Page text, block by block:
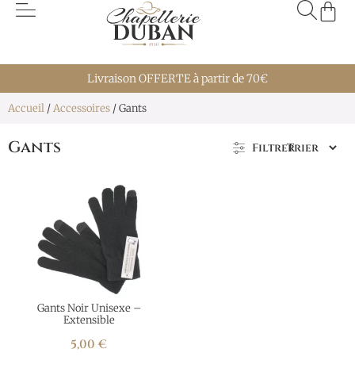
Livraison OFFERTE à partir de 70€
Accueil /Accessoires / Gants
Gants Filtrer
Gants Noir Unisexe –
Extensible
5,00 €